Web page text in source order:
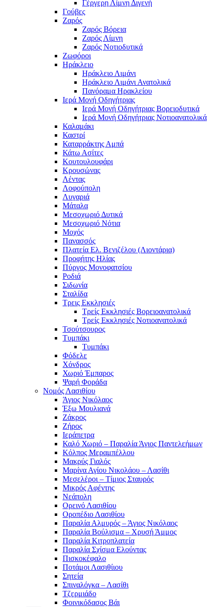
Γέργερη Λίμνη Διγενή
Γούβες
Ζαρός
Ζαρός Βόρεια
Ζαρός Λίμνη
Ζαρός Νοτιοδυτικά
Ζωφόροι
Ηράκλειο
Ηράκλειο Λιμάνι
Ηράκλειο Λιμάνι Ανατολικά
Πανόραμα Ηρακλείου
Ιερά Μονή Οδηγήτριας
Ιερά Μονή Οδηγήτριας Βορειοδυτικά
Ιερά Μονή Οδηγήτριας Νοτιοανατολικά
Καλαμάκι
Καστρί
Καταρράκτης Αμπά
Κάτω Ασίτες
Κουτουλουφάρι
Κρουσώνας
Λέντας
Λοφούπολη
Λυγαριά
Μάταλα
Μεσοχωριό Δυτικά
Μεσοχωριό Νότια
Μοχός
Πανασσός
Πλατεία Ελ. Βενιζέλου (Λιοντάρια)
Προφήτης Ηλίας
Πύργος Μονοφατσίου
Ροδιά
Σιδωνία
Σταλίδα
Τρεις Εκκλησιές
Τρείς Εκκλησιές Βορειοανατολικά
Τρείς Εκκλησιές Νοτιοανατολικά
Τσούτσουρος
Τυμπάκι
Τυμπάκι
Φόδελε
Χόνδρος
Χωριό Έμπαρος
Ψαρή Φοράδα
Νομός Λασιθίου
Άγιος Νικόλαος
Έξω Μουλιανά
Ζάκρος
Ζήρος
Ιεράπετρα
Καλό Χωριό – Παραλία Άγιος Παντελεήμων
Κόλπος Μεραμπέλλου
Μακρύς Γιαλός
Μαρίνα Αγίου Νικολάου – Λασίθι
Μεσελέροι – Τίμιος Σταυρός
Μικρός Αφέντης
Νεάπολη
Ορεινό Λασιθίου
Οροπέδιο Λασιθίου
Παραλία Αλμυρός – Άγιος Νικόλαος
Παραλία Βούλισμα – Χρυσή Άμμος
Παραλία Κιτροπλατεία
Παραλία Σχίσμα Ελούντας
Πισκοκέφαλο
Ποτάμοι Λασιθίιου
Σητεία
Σπιναλόγκα – Λασίθι
Τζερμιάδο
Φοινικόδασος Βάι